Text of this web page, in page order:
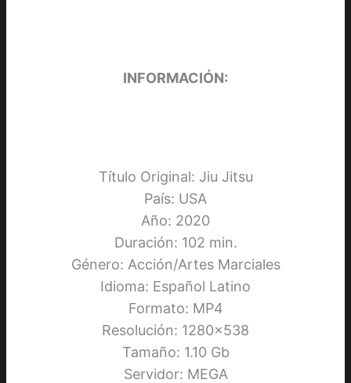
INFORMACIÓN:
Título Original: Jiu Jitsu
País: USA
Año: 2020
Duración: 102 min.
Género: Acción/Artes Marciales
Idioma: Español Latino
Formato: MP4
Resolución: 1280×538
Tamaño: 1.10 Gb
Servidor: MEGA